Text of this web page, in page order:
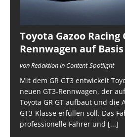
Toyota Gazoo Racing
Rennwagen auf Basis
von Redaktion in Content-Spotlight
Mit dem GR GT3 entwickelt
neuen GT3-Rennwagen, der
Toyota GR GT aufbaut und die
GT3-Klasse erfüllen soll. Das
professionelle Fahrer und [...]